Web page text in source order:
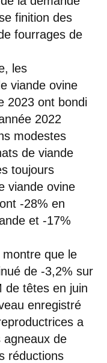
finition des
fourrages de
les
viande ovine
2023 ont bondi
2022
modestes
de viande
toujours
viande ovine
-28% en
et -17%
montre que le
de -3,2% sur
de têtes en juin
enregistré
a
agneaux de
réductions